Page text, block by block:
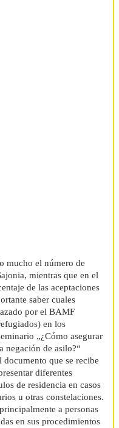
mucho el número de
mientras que en el
de las aceptaciones
saber cuales
por el BAMF
en los
„¿Cómo asegurar
negación de asilo?“
que se recibe
diferentes
de residencia en casos
u otras constelaciones.
a personas
en sus procedimientos